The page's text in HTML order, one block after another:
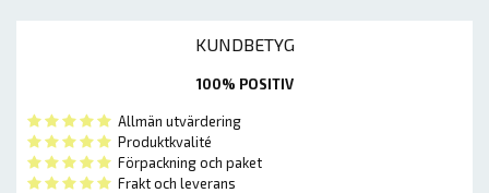
KUNDBETYG
100% POSITIV
Allmän utvärdering
Produktkvalité
Förpackning och paket
Frakt och leverans